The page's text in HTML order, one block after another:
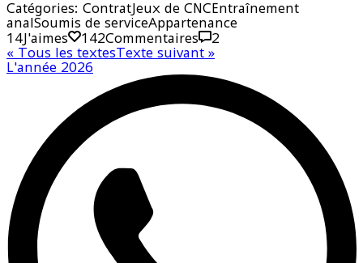
Catégories: ContratJeux de CNCEntraînement
analSoumis de serviceAppartenance
14J'aimes 142Commentaires
2
« Tous les textesTexte suivant »
L'année 2026